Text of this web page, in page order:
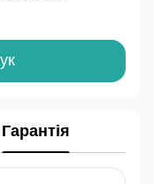
Гарантія